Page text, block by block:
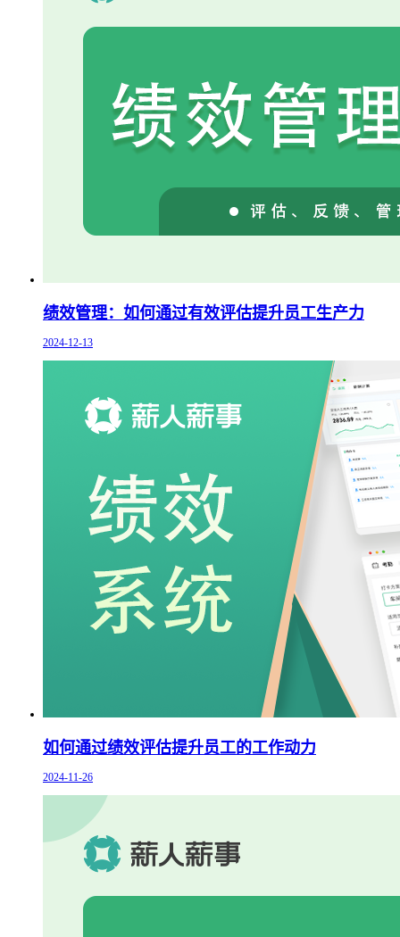
绩效管理：如何通过有效评估提升员工生产力
2024-12-13
如何通过绩效评估提升员工的工作动力
2024-11-26